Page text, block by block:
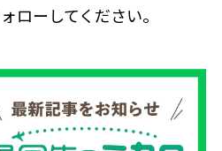
ローしてください。